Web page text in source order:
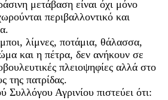
μετάβαση είναι όχι μόνο
περιβαλλοντικό και
λίμνες, ποτάμια, θάλασσα,
και η πέτρα, δεν ανήκουν σε
πλειοψηφίες αλλά στο
της πατρίδας.
Αγρινίου πιστεύει ότι: